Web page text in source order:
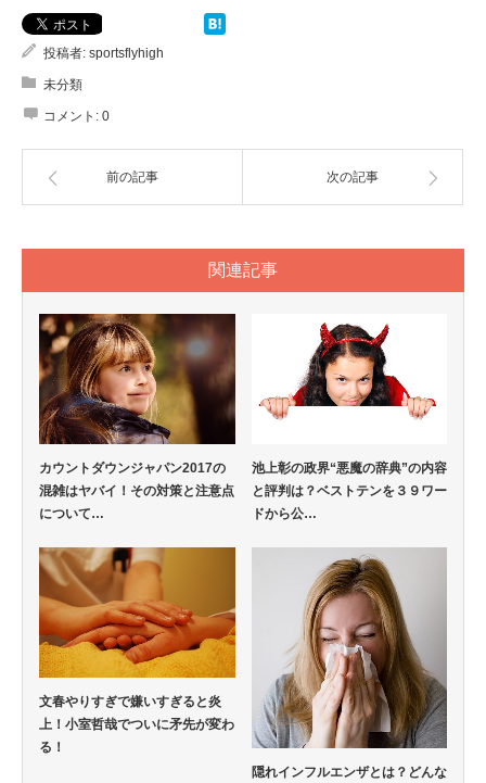
投稿者: sportsflyhigh
未分類
コメント: 0
前の記事 次の記事
関連記事
カウントダウンジャパン2017の
混雑はヤバイ！その対策と注意点
について…
池上彰の政界“悪魔の辞典”の内容
と評判は？ベストテンを３９ワー
ドから公…
文春やりすぎで嫌いすぎると炎
上！小室哲哉でついに矛先が変わ
る！
隠れインフルエンザとは？どんな